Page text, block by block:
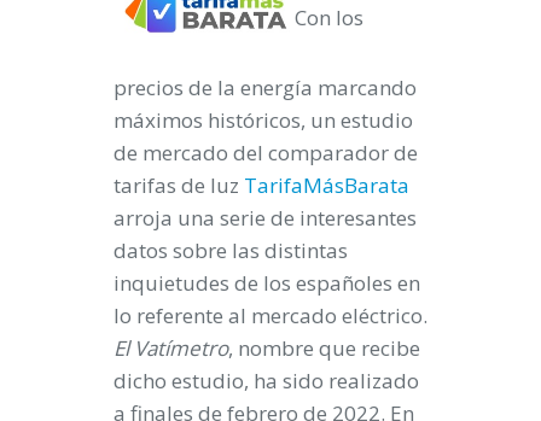
Con los
precios de la energía marcando
máximos históricos, un estudio
de mercado del comparador de
tarifas de luz TarifaMásBarata
arroja una serie de interesantes
datos sobre las distintas
inquietudes de los españoles en
lo referente al mercado eléctrico.
El Vatímetro, nombre que recibe
dicho estudio, ha sido realizado
a finales de febrero de 2022. En